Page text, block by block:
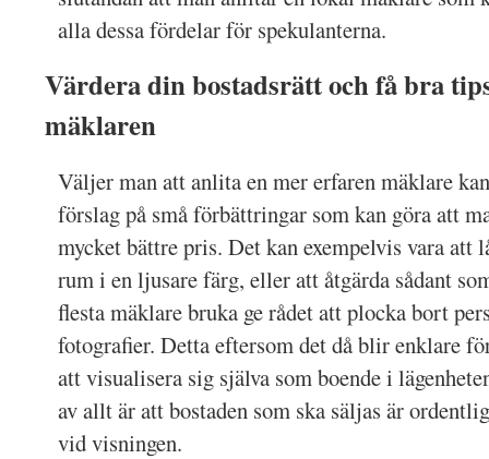
alla dessa fördelar för spekulanterna.
Värdera din bostadsrätt och få bra
mäklaren
Väljer man att anlita en mer erfaren mäklare
förslag på små förbättringar som kan göra att
mycket bättre pris. Det kan exempelvis vara att
rum i en ljusare färg, eller att åtgärda sådant
flesta mäklare bruka ge rådet att plocka bort
fotografier. Detta eftersom det då blir enklare
att visualisera sig själva som boende i
av allt är att bostaden som ska säljas är
vid visningen.